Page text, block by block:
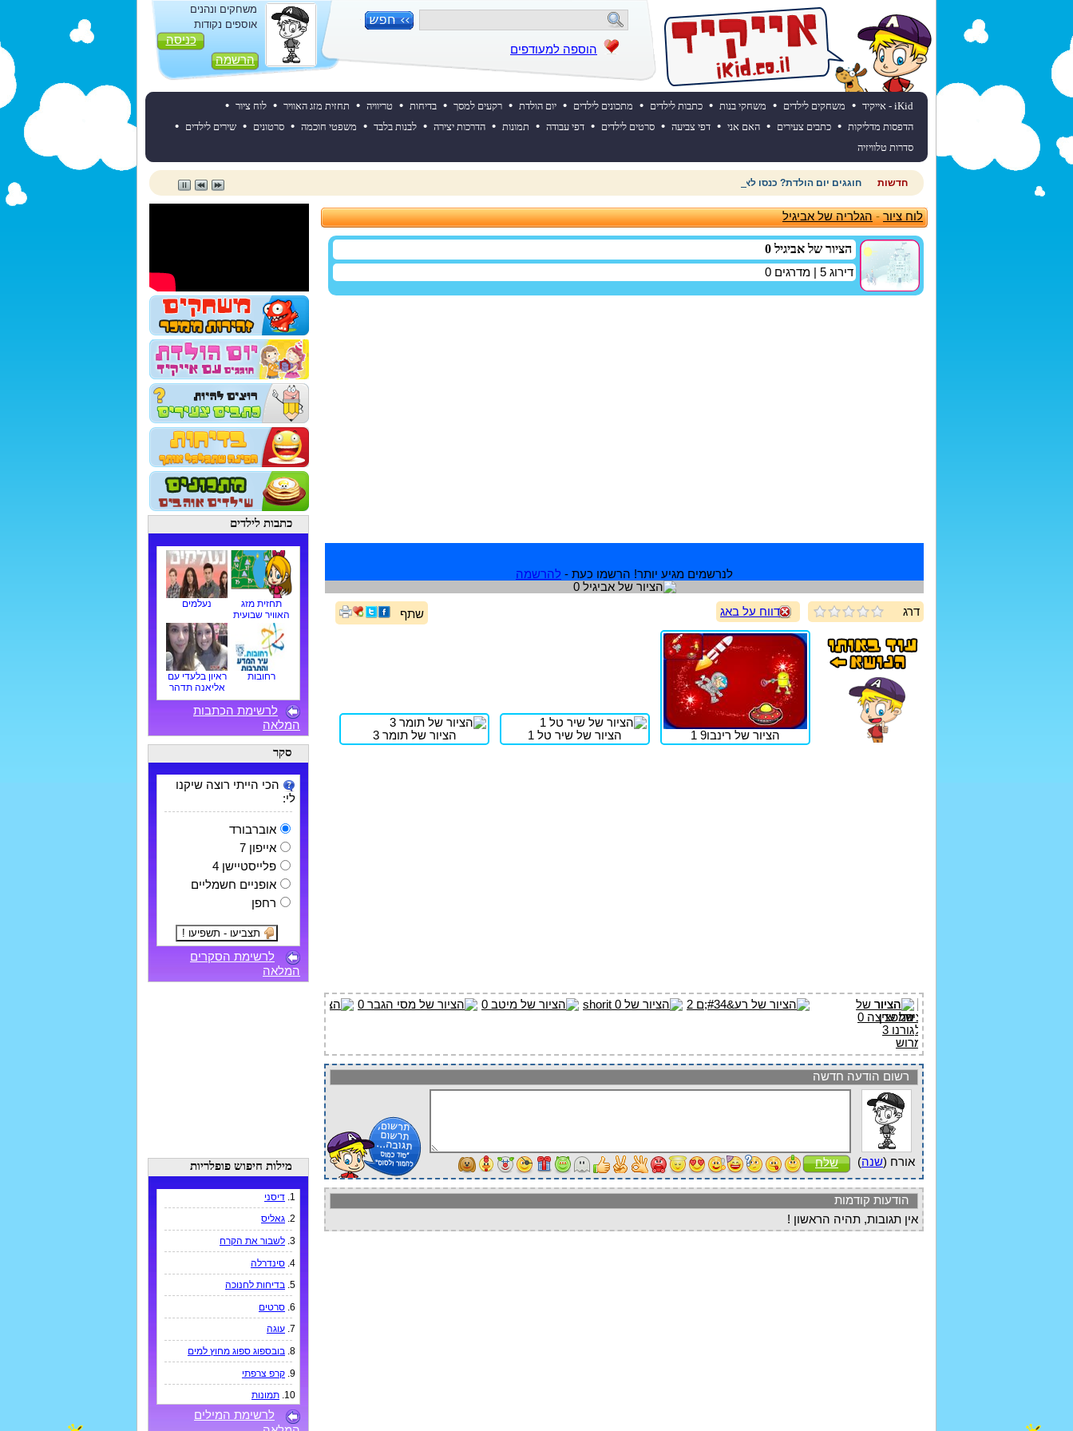
הוספה למעודפים
משחקים ונהנים
אוספים נקודות
כניסה
הרשמה
iKid - אייקיד • משחקים לילדים • משחקי בנות • כתבות לילדים • מתכונים לילדים • יום הולדת • רקעים למסך • בדיחות • טריוויה • תחזית מזג האוויר • לוח ציור •
הדפסות מדליקות • כתבים צעירים • האם אני • דפי צביעה • סרטים לילדים • דפי עבודה • תמונות • הדרכות יצירה • לבנות בלבד • משפטי חוכמה • סרטונים • שירים לילדים •
סדרות טלוויזיה
חדשות חוגגים יום הולדת? כנסו לאתר יום ההולדת של אייקיד! למעבר לאתר לחצו כאן
לוח ציור-הגלריה של אביגיל
הציור של אביגיל 0
דירוג 5 | מדרגים 0
לנרשמים מגיע יותר! הרשמו כעת - להרשמה
דרג דווח על באג שתף
הציור של רינבו9 1 הציור של שיר טל 1 הציור של תומר 3
רשום הודעה חדשה
אורח (שנה) שלח
הודעות קודמות
אין תגובות, תהיה הראשון !
כתבות לילדים
תחזית מזג
האוויר שבועית
נעלמים
רחובות
ראיון בלעדי עם
אליאנה תדהר
לרשימת הכתבות
המלאה
סקר
הכי הייתי רוצה שיקנו
לי:
אוברבורד
אייפון 7
פלייסטיישן 4
אופניים חשמליים
רחפן
לרשימת הסקרים
המלאה
מילות חיפוש פופלריות
1. דיסני
2. גאליס
3. לשבור את הקרח
4. סינדרלה
5. בדיחות לחנוכה
6. סרטים
7. עוגה
8. בובספוג ספוג מחוץ למים
9. קרפ צרפתי
10. תמונות
לרשימת המילים